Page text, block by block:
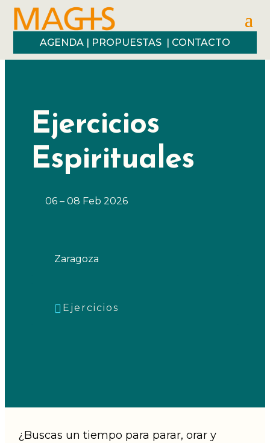
AGENDA | PROPUESTAS | CONTACTO
Ejercicios
Espirituales
06 – 08 Feb 2026
Zaragoza
Ejercicios
¿Buscas un tiempo para parar, orar y